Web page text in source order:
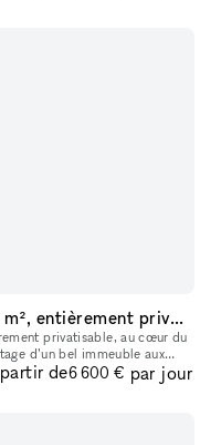
Un espace d’exception de 260 m², entièrement privatisable, au cœur du 2ᵉ arrondissement de Paris
privatisable, au cœur du
d’un bel immeuble aux
vitré est ba
de6 600 € par jour